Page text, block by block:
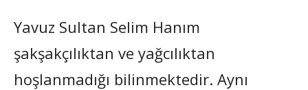
Yavuz Sultan Selim Hanım
şakşakçılıktan ve yağcılıktan
hoşlanmadığı bilinmektedir. Aynı